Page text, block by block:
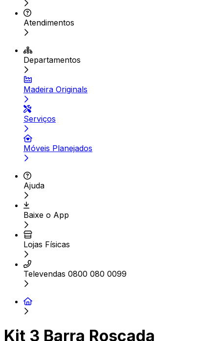
Atendimentos
Departamentos
Madeira Originals
Serviços
Móveis Planejados
Ajuda
Baixe o App
Lojas Físicas
Televendas 0800 080 0099
Kit 3 Barra Roscada